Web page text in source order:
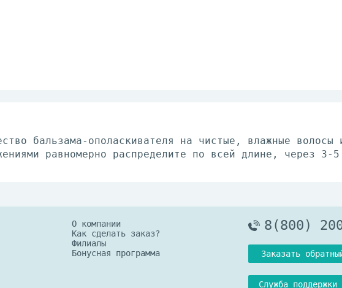
бальзама-ополаскивателя на чистые, влажные волосы
равномерно распределите по всей длине, через 3-5
О компании
Как сделать заказ?
Филиалы
Бонусная программа
8(800)
Заказать
Служба поддержки